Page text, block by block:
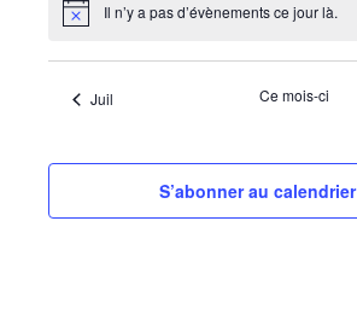
Notice Il n’y a pas d’évènements ce jour là.
Juil Ce mois-ci
S’abonner au calendrier